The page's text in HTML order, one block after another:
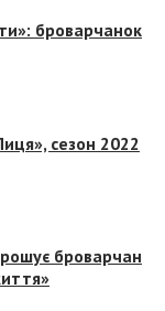
броварчанок
сезон 2022
броварчан